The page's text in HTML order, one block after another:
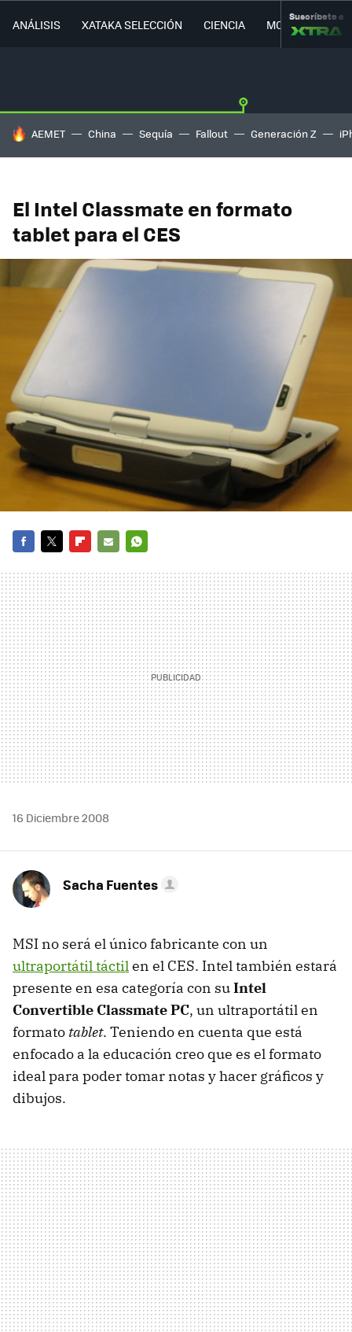
ANÁLISIS XATAKA SELECCIÓN CIENCIA MOVILIDAD
Suscríbete a
HOY SE HABLA DE
AEMET China Sequía Fallout Generación Z
El Intel Classmate en formato
tablet para el CES
MAIL
16 Diciembre 2008
Sacha Fuentes
MSI no será el único fabricante con un
ultraportátil táctil en el CES. Intel también estará
presente en esa categoría con suIntel
Convertible Classmate PC, un ultraportátil en
formato tablet. Teniendo en cuenta que está
enfocado a la educación creo que es el formato
ideal para poder tomar notas y hacer gráficos y
dibujos.